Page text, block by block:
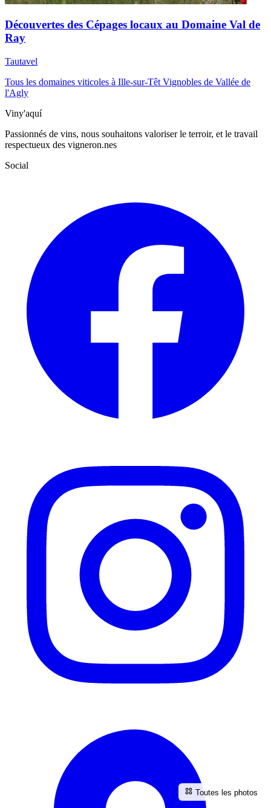
Toutes les photos
Découvertes des Cépages locaux au Domaine Val de
Ray
Tautavel
Tous les domaines viticoles à Ille-sur-Têt Vignobles de Vallée de
l'Agly
Viny'aquí
Passionnés de vins, nous souhaitons valoriser le terroir, et le travail
respectueux des vigneron.nes
Social